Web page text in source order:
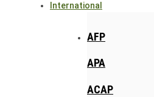
International
AFP
APA
ACAP